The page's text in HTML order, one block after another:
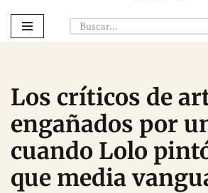
Los críticos de
engañados por
cuando Lolo
que media